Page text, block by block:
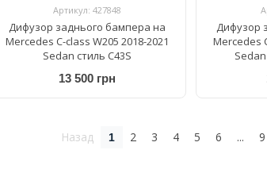
Артикул: 427848
Дифузор заднього бампера на
Mercedes C-class W205 2018-2021
Sedan стиль C43S
13 500 грн
Дифузор
Mercedes
Назад 1 2 3 4 5 6 ... 9